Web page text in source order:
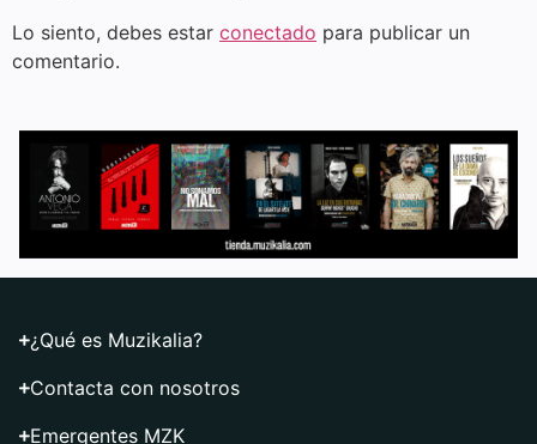
Lo siento, debes estar conectado para publicar un
comentario.
¿Qué es Muzikalia?
Contacta con nosotros
Emergentes MZK